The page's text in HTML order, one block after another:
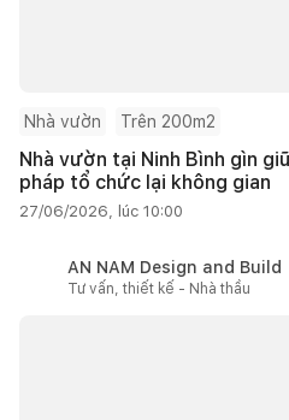
Nhà vườn Trên 200m2
Nhà vườn tại Ninh Bình gìn
pháp tổ chức lại không gian
27/06/2026, lúc 10:00
AN NAM Design and Build
Tư vấn, thiết kế - Nhà thầu